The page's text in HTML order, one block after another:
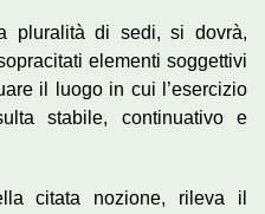
pluralità di sedi, si dovrà,
elementi soggettivi
il luogo in cui l’esercizio
stabile, continuativo e
citata nozione, rileva il